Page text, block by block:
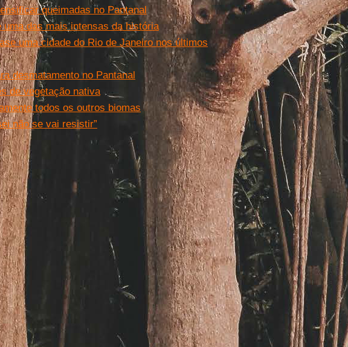
queimadas no Pantanal
das mais intensas da história
uma cidade do Rio de Janeiro nos últimos
desmatamento no Pantanal
de vegetação nativa
todos os outros biomas
não se vai resistir”